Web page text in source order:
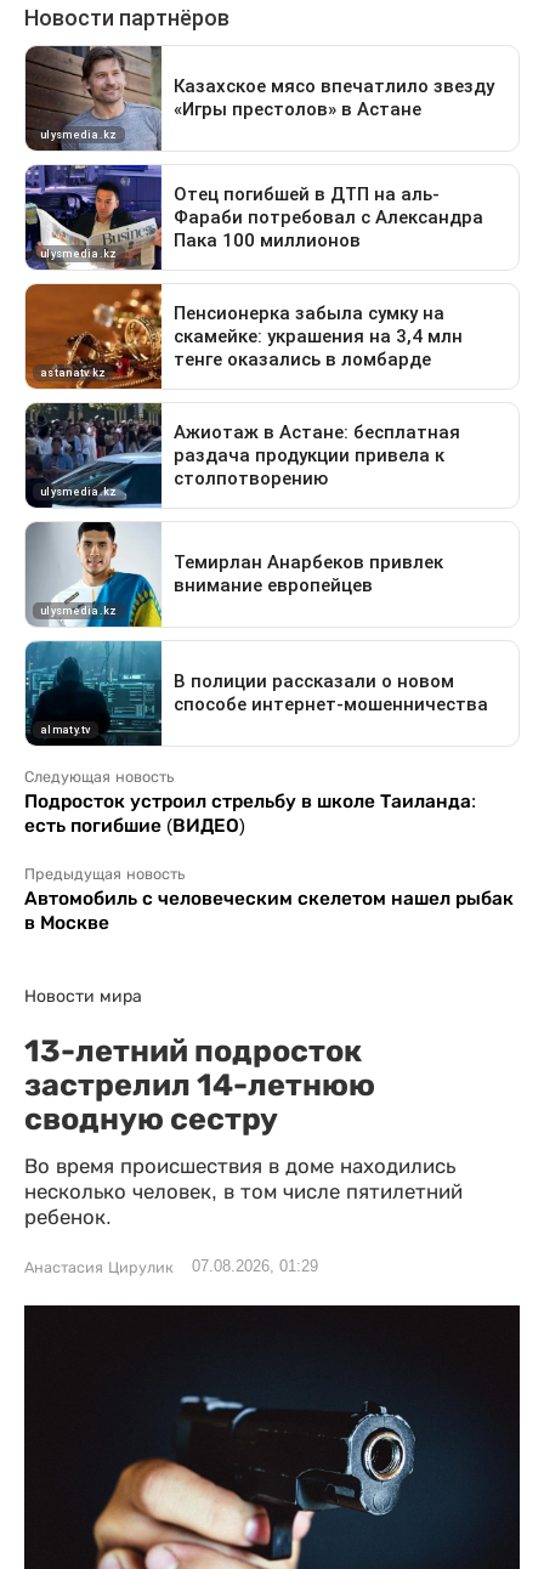
Следующая новость
Подросток устроил стрельбу в школе Таиланда:
есть погибшие (ВИДЕО)
Предыдущая новость
Автомобиль с человеческим скелетом нашел рыбак
в Москве
Новости мира
13-летний подросток
застрелил 14-летнюю
сводную сестру
Во время происшествия в доме находились
несколько человек, в том числе пятилетний
ребенок.
Анастасия Цирулик 07.08.2026, 01:29